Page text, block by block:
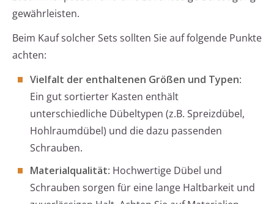
gewährleisten.
Beim Kauf solcher Sets sollten Sie auf folgende Punkte
achten:
Vielfalt der enthaltenen Größen und Typen:
Ein gut sortierter Kasten enthält
unterschiedliche Dübeltypen (z.B. Spreizdübel,
Hohlraumdübel) und die dazu passenden
Schrauben.
Materialqualität: Hochwertige Dübel und
Schrauben sorgen für eine lange Haltbarkeit und